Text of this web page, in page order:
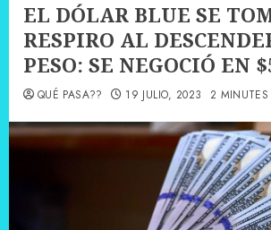
EL DÓLAR BLUE SE
RESPIRO AL
PESO: SE NEGOCIÓ EN
QUÉ PASA?? 19 JULIO, 2023 2 MINUTES